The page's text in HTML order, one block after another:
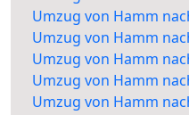
Umzug von Hamm
Umzug von Hamm
Umzug von Hamm
Umzug von Hamm
Umzug von Hamm